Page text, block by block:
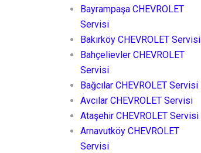
Bayrampaşa CHEVROLET
Servisi
Bakırköy CHEVROLET Servisi
Bahçelievler CHEVROLET
Servisi
Bağcılar CHEVROLET Servisi
Avcılar CHEVROLET Servisi
Ataşehir CHEVROLET Servisi
Arnavutköy CHEVROLET
Servisi